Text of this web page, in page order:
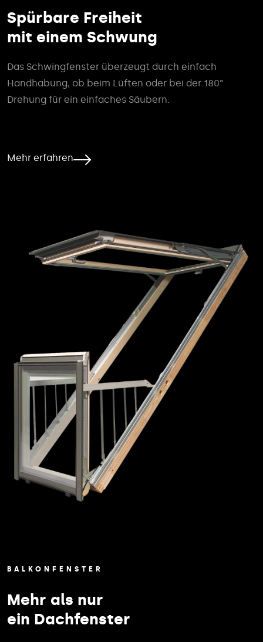
Spürbare Freiheit
mit einem Schwung
Das Schwingfenster überzeugt durch einfach
Handhabung, ob beim Lüften oder bei der 180°
Drehung für ein einfaches Säubern.
Mehr erfahren
BALKONFENSTER
Mehr als nur
ein Dachfenster